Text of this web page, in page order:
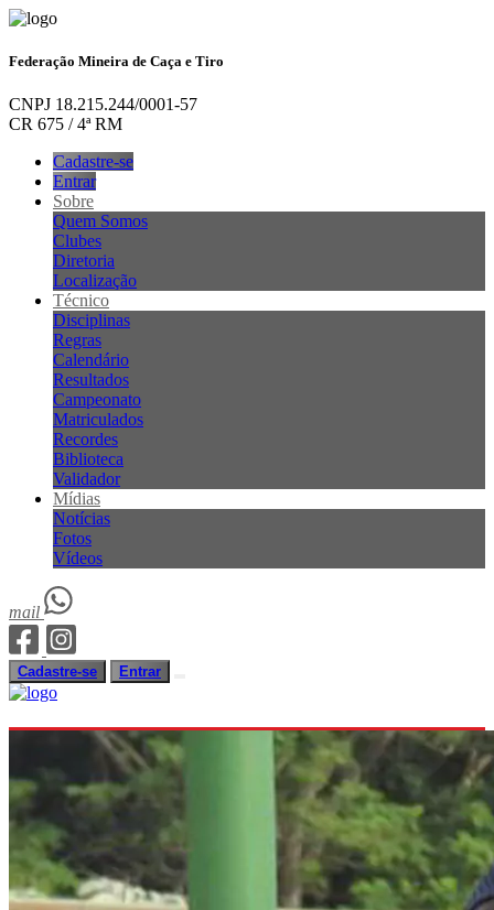
Federação Mineira de Caça e Tiro
CNPJ 18.215.244/0001-57
CR 675 / 4ª RM
Cadastre-se
Entrar
Sobre
Quem Somos
Clubes
Diretoria
Localização
Técnico
Disciplinas
Regras
Calendário
Resultados
Campeonato
Matriculados
Recordes
Biblioteca
Validador
Mídias
Notícias
Fotos
Vídeos
mail
Cadastre-se Entrar